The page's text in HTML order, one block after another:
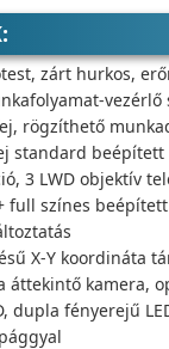
zárt hurkos,
rögzíthető
standard
3 LWD objektív
full színes
X-Y koordináta
áttekintő kamera,
dupla fényerejű